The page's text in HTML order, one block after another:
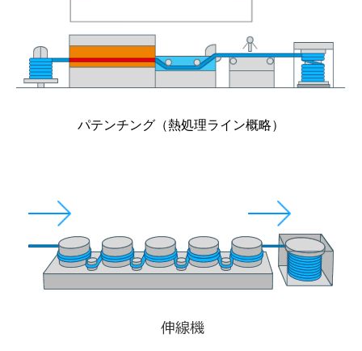
パテンチング（熱処理ライン概略）